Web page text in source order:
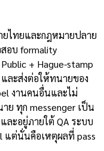
ยไทยและกฎหมายปลาย
อบ formality
+ Hague-stamp
ละส่งต่อให้ทนายของ
งานคนอื่นและไม่
ย ทุก messenger เป็น
ะอยู่ภายใต้ QA ระบบ
แต่นั่นคือเหตุผลที่ pass